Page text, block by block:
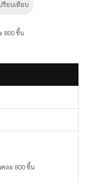
รียบเทียบ
800 ชิ้น
คละ 800 ชิ้น